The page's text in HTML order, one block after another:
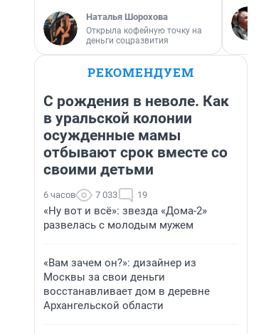
Наталья Шорохова
Открыла кофейную точку на
деньги соцразвития
РЕКОМЕНДУЕМ
С рождения в неволе. Как
в уральской колонии
осужденные мамы
отбывают срок вместе со
своими детьми
6 часов 7 033 19
«Ну вот и всё»: звезда «Дома-2»
развелась с молодым мужем
«Вам зачем он?»: дизайнер из
Москвы за свои деньги
восстанавливает дом в деревне
Архангельской области